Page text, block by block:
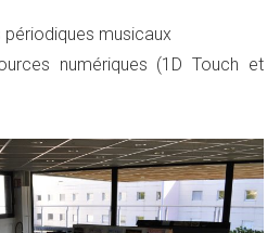
musicaux
numériques (1D Touch et